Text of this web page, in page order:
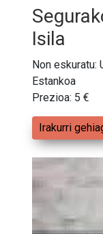
Isila
Non eskuratu:
Estankoa
Prezioa: 5 €
Irakurri